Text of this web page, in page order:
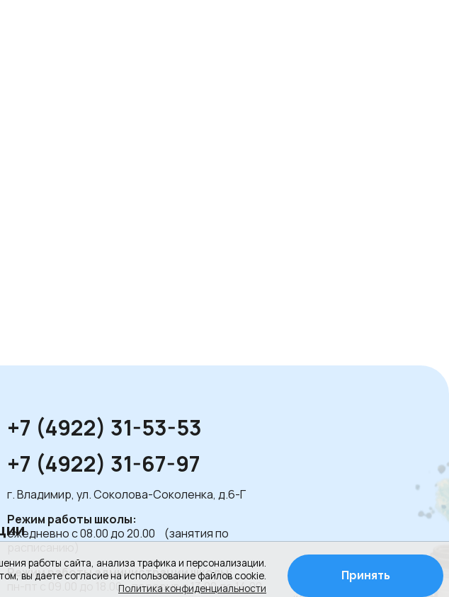
работы сайта, анализа трафика и персонализации.
вы даете согласие на использование файлов cookie.
Политика конфиденциальности
Принять
+7 (4922) 31-53-53
+7 (4922) 31-67-97
г. Владимир, ул. Соколова-Соколенка, д.6-Г
Режим работы школы:
ежедневно с 08.00 до 20.00 (занятия по
Режим работы администрации школы:
пн-пт с 09.00 до 18.00, перерыв с 13.00 до 14.00